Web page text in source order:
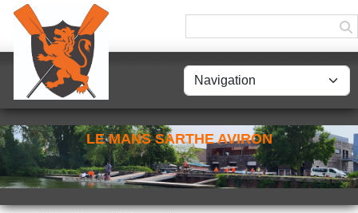
LE MANS SARTHE AVIRON
Panneau de gestion des cookies